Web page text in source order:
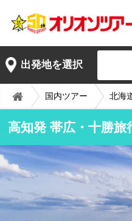
出発地を選択
国内ツアー 北海
高知発 帯広・十勝旅